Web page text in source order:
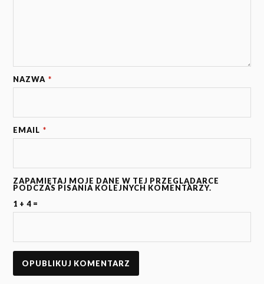
NAZWA *
EMAIL *
ZAPAMIĘTAJ MOJE DANE W TEJ PRZEGLĄDARCE
PODCZAS PISANIA KOLEJNYCH KOMENTARZY.
1 + 4 =